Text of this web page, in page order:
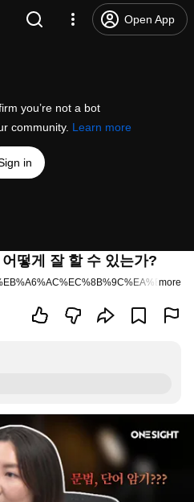
Open App
you’re not a bot
community. Learn more
in
떻게 잘 할 수 있는가?
more